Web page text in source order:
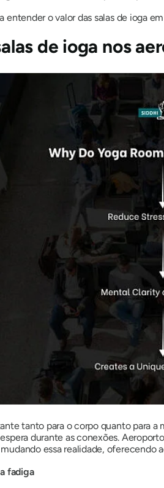
entender o valor das salas de ioga
de ioga nos
tanto para o corpo quanto para
durante as conexões.
essa realidade, oferecendo
fadiga